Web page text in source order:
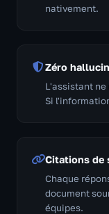
nativement.
Zéro
L'assistant ne
Si
Citations de
Chaque
document
équipes.